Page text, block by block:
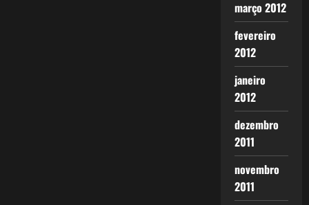
março 2012
fevereiro
2012
janeiro
2012
dezembro
2011
novembro
2011